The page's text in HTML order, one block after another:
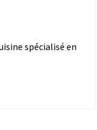
spécialisé en